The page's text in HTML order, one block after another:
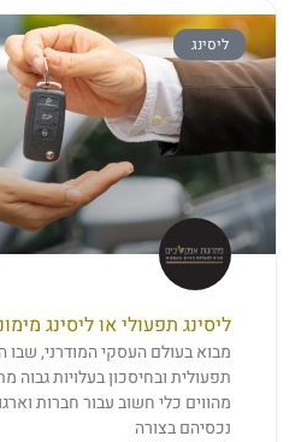
ליסינג
ליסינג תפעולי או ליסינג
מבוא בעולם העסקי המודרני, שבו
תפעולית ובחיסכון בעלויות גבוה
מהווים כלי חשוב עבור חברות
נכסיהם בצורה